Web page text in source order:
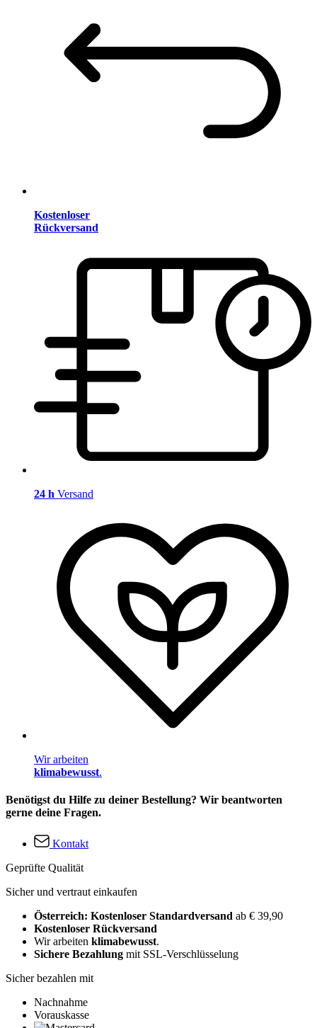
Kostenloser
Rückversand
24 h Versand
Wir arbeiten
klimabewusst.
Benötigst du Hilfe zu deiner Bestellung? Wir beantworten
gerne deine Fragen.
Kontakt
Geprüfte Qualität
Sicher und vertraut einkaufen
Österreich: Kostenloser Standardversand ab € 39,90
Kostenloser Rückversand
Wir arbeiten klimabewusst.
Sichere Bezahlung mit SSL-Verschlüsselung
Sicher bezahlen mit
Nachnahme
Vorauskasse